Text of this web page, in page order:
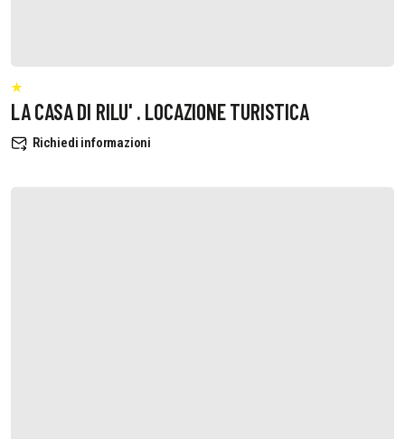
LA CASA DI RILU' . LOCAZIONE TURISTICA
Richiedi informazioni